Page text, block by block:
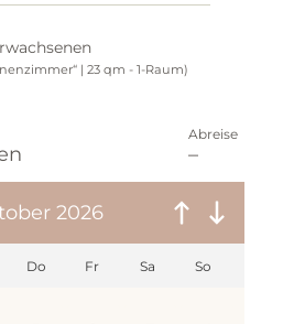
| 23 qm - 1-Raum)